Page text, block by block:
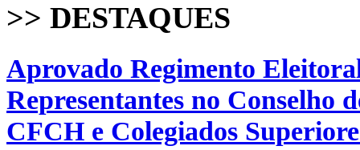
>> DESTAQUES
Aprovado Regimento
Representantes no Conselho
CFCH e Colegiados